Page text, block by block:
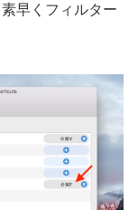
早くフィルター